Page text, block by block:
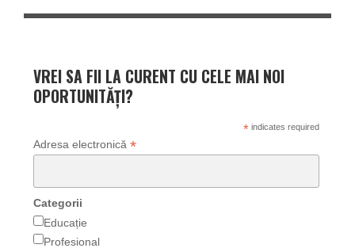
VREI SA FII LA CURENT CU CELE MAI NOI
OPORTUNITĂȚI?
*indicates required
Adresa electronică *
Categorii
Educație
Profesional